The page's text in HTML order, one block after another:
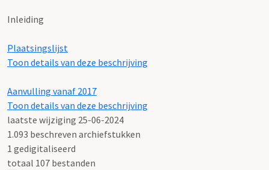
Inleiding
Plaatsingslijst
Toon details van deze beschrijving
Aanvulling vanaf 2017
Toon details van deze beschrijving
laatste wijziging 25-06-2024
1.093 beschreven archiefstukken
1 gedigitaliseerd
totaal 107 bestanden